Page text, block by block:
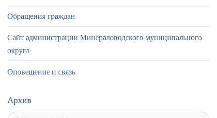
Обращения граждан
Сайт администрации Минераловодского муниципального
округа
Оповещение и связь
Архив